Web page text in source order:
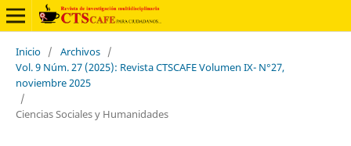
Inicio / Archivos /
Vol. 9 Núm. 27 (2025): Revista CTSCAFE Volumen IX- N°27,
noviembre 2025
/
Ciencias Sociales y Humanidades